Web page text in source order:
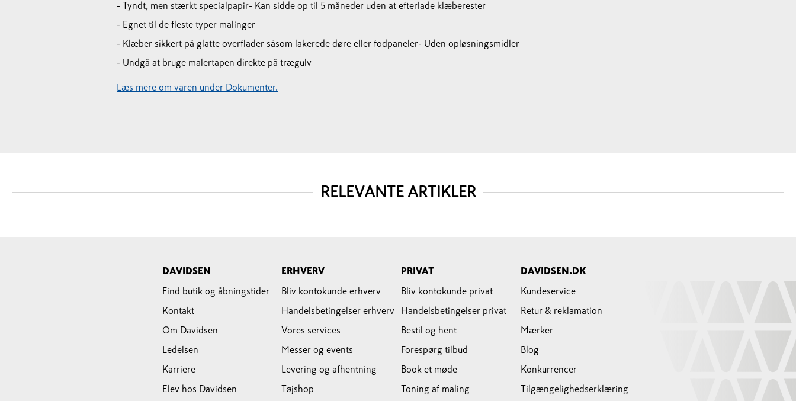
- Tyndt, men stærkt specialpapir- Kan sidde op til 5 måneder uden at efterlade klæberester
- Egnet til de fleste typer malinger
- Klæber sikkert på glatte overflader såsom lakerede døre eller fodpaneler- Uden opløsningsmidler
- Undgå at bruge malertapen direkte på trægulv
Læs mere om varen under Dokumenter.
RELEVANTE ARTIKLER
DAVIDSEN
Find butik og åbningstider
Kontakt
Om Davidsen
Ledelsen
Karriere
Elev hos Davidsen
ERHVERV
Bliv kontokunde erhverv
Handelsbetingelser erhverv
Vores services
Messer og events
Levering og afhentning
Tøjshop
PRIVAT
Bliv kontokunde privat
Handelsbetingelser privat
Bestil og hent
Forespørg tilbud
Book et møde
Toning af maling
DAVIDSEN.DK
Kundeservice
Retur & reklamation
Mærker
Blog
Konkurrencer
Tilgængelighedserklæring